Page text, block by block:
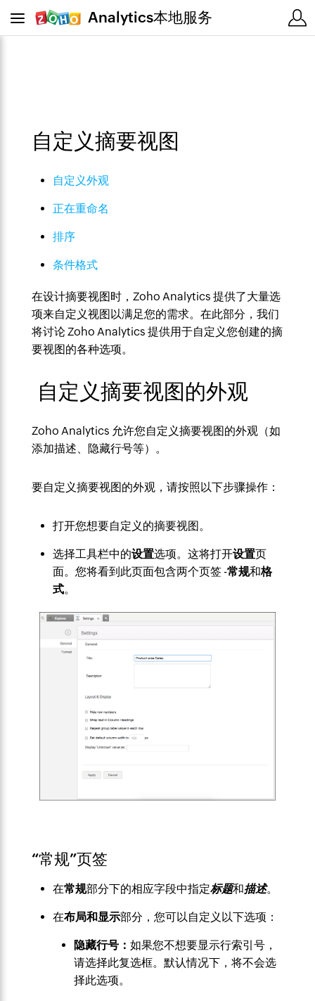
Analytics本地服务
自定义摘要视图
自定义外观
正在重命名
排序
条件格式
在设计摘要视图时，Zoho Analytics 提供了大量选
项来自定义视图以满足您的需求。在此部分，我们
将讨论 Zoho Analytics 提供用于自定义您创建的摘
要视图的各种选项。
自定义摘要视图的外观
Zoho Analytics 允许您自定义摘要视图的外观（如
添加描述、隐藏行号等）。
要自定义摘要视图的外观，请按照以下步骤操作：
打开您想要自定义的摘要视图。
选择工具栏中的设置选项。这将打开设置页
面。您将看到此页面包含两个页签 -常规和格
式。
“常规”页签
在常规部分下的相应字段中指定标题和描述。
在布局和显示部分，您可以自定义以下选项：
隐藏行号： 如果您不想要显示行索引号，
请选择此复选框。默认情况下，将不会选
择此选项。